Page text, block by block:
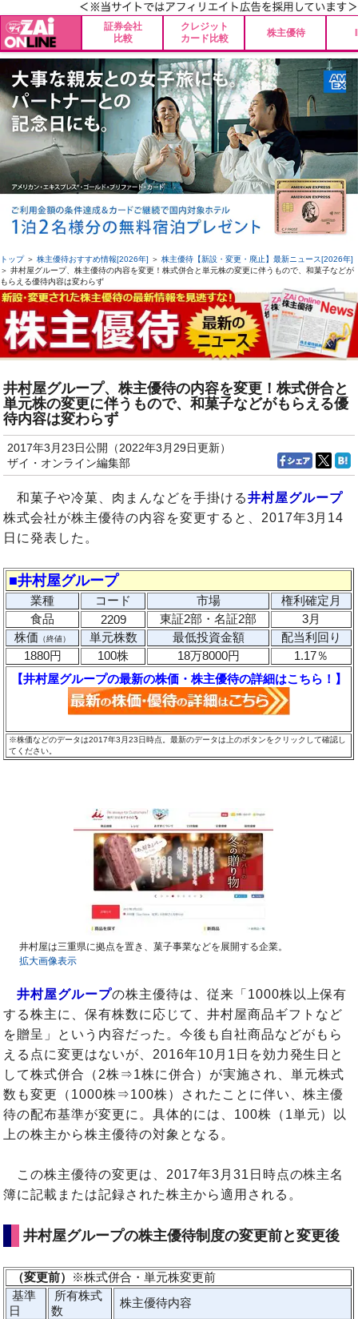
証券会社
比較
クレジット
カード比較
株主優待
トップ＞ 株主優待おすすめ情報[2026年] ＞ 株主優待【新設・変更・廃止】最新ニュース[2026年]
＞ 井村屋グループ、株主優待の内容を変更！株式併合と単元株の変更に伴うもので、和菓子などが
もらえる優待内容は変わらず
井村屋グループ、株主優待の内容を変更！株式併合と
単元株の変更に伴うもので、和菓子などがもらえる優
待内容は変わらず
2017年3月23日公開（2022年3月29日更新）
ザイ・オンライン編集部
和菓子や冷菓、肉まんなどを手掛ける井村屋グループ
株式会社が株主優待の内容を変更すると、2017年3月14
日に発表した。
■井村屋グループ
業種 コード 市場
権利確定月
食品
2209 東証2部・名証2部
3月
株価
（終値） 単元株数 最低投資金額
配当利回り
1880円
100株 18万8000円
1.17％
【井村屋グループの最新の株価・株主優待の詳細はこちら！】
※株価などのデータは2017年3月23日時点。最新のデータは上のボタンをクリックして確認し
てください。
井村屋は三重県に拠点を置き、菓子事業などを展開する企業。
拡大画像表示
井村屋グループの株主優待は、従来「1000株以上保有
する株主に、保有株数に応じて、井村屋商品ギフトなど
を贈呈」という内容だった。今後も自社商品などがもら
える点に変更はないが、2016年10月1日を効力発生日と
して株式併合（2株⇒1株に併合）が実施され、単元株式
数も変更（1000株⇒100株）されたことに伴い、株主優
待の配布基準が変更に。具体的には、100株（1単元）以
上の株主から株主優待の対象となる。
この株主優待の変更は、2017年3月31日時点の株主名
簿に記載または記録された株主から適用される。
井村屋グループの株主優待制度の変更前と変更後
（変更前） ※株式併合・単元株変更前
基準
日
所有株式
数
株主優待内容